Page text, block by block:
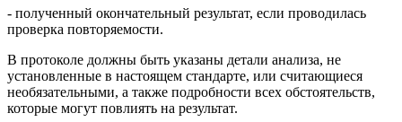
- полученный окончательный результат, если проводилась
проверка повторяемости.
В протоколе должны быть указаны детали анализа, не
установленные в настоящем стандарте, или считающиеся
необязательными, а также подробности всех обстоятельств,
которые могут повлиять на результат.